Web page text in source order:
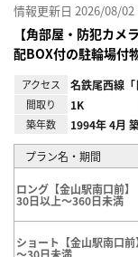
情報更新日 2026/08/02
【角部屋・防犯カ
配BOX付の駐輪場付
アクセス 名鉄尾西線「
間取り 1K
築年数 1994年 4月
プラン名・期間
ロング【金山駅南口前】
30日以上～360日未満
ショート【金山駅南口前】
～30日未満